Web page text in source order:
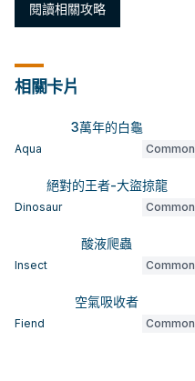
閱讀相關攻略
相關卡片
3萬年的白龜
Aqua Common
絕對的王者-大盜掠龍
Dinosaur Common
酸液爬蟲
Insect Common
空氣吸收者
Fiend Common